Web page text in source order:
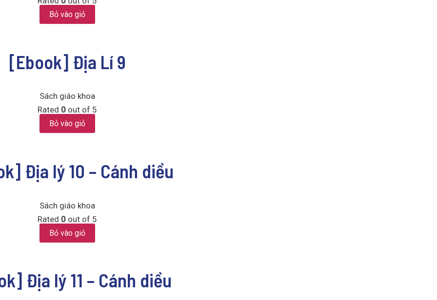
Bỏ vào giỏ
[Ebook] Địa Lí 9
Sách giáo khoa
Rated 0 out of 5
Bỏ vào giỏ
Địa lý 10 – Cánh diều
Sách giáo khoa
Rated 0 out of 5
Bỏ vào giỏ
Địa lý 11 – Cánh diều